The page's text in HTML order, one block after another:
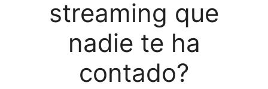
streaming que
nadie te ha
contado?